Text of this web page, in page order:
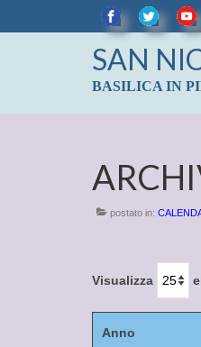
SAN
BASILICA IN
postato in:
Visualizza
Anno